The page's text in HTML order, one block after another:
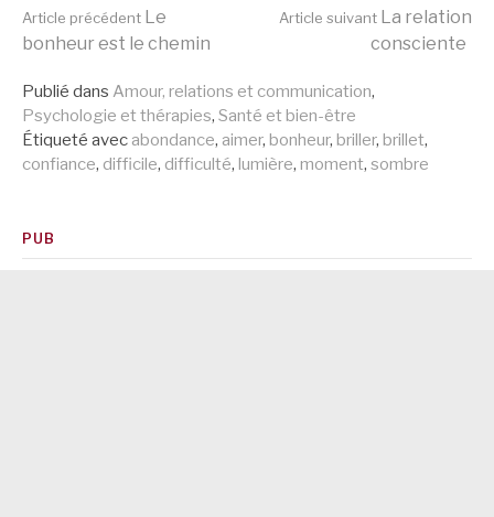
Lire
la
suite
Article précédent Le
bonheur est le chemin
Article suivant La relation
consciente
Publié dans Amour, relations et communication,
Psychologie et thérapies, Santé et bien-être
Étiqueté avec abondance, aimer, bonheur, briller, brillet,
confiance, difficile, difficulté, lumière, moment, sombre
PUB